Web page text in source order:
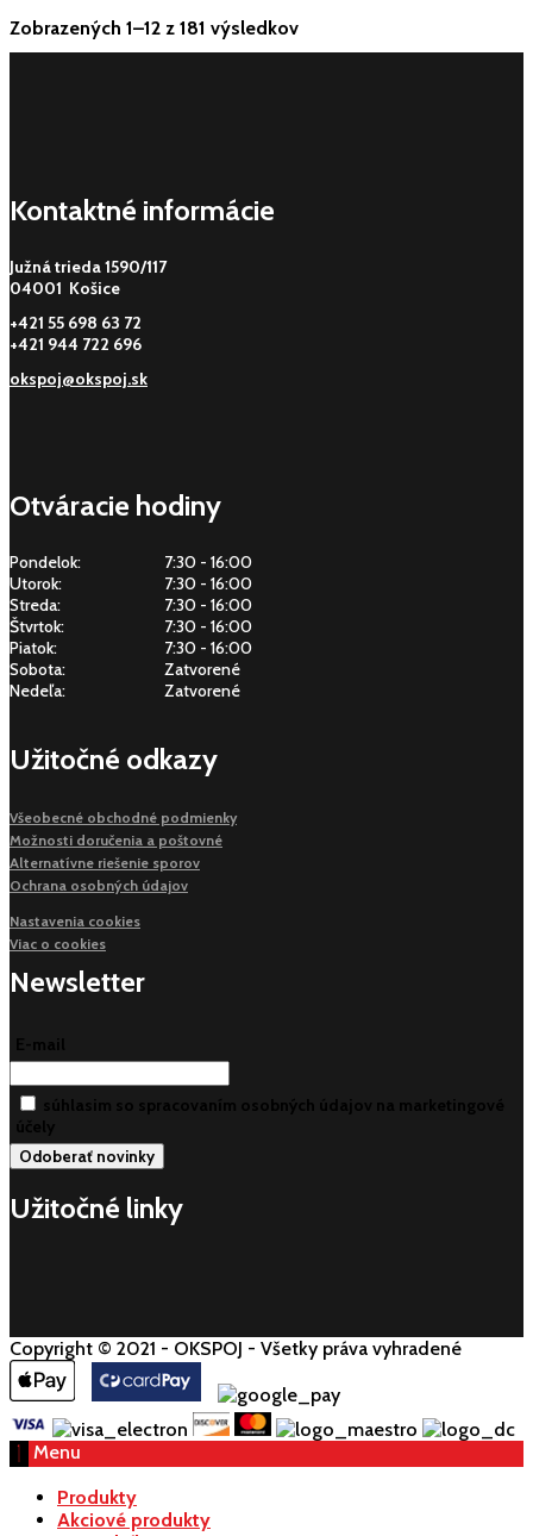
Zobrazených 1–12 z 181 výsledkov
Kontaktné informácie
Južná trieda 1590/117
04001 Košice
+421 55 698 63 72
+421 944 722 696
okspoj@okspoj.sk
Otváracie hodiny
Pondelok:
7:30 - 16:00
Utorok:
7:30 - 16:00
Streda:
7:30 - 16:00
Štvrtok:
7:30 - 16:00
Piatok:
7:30 - 16:00
Sobota:
Zatvorené
Nedeľa:
Zatvorené
Užitočné odkazy
Všeobecné obchodné podmienky
Možnosti doručenia a poštovné
Alternatívne riešenie sporov
Ochrana osobných údajov
Nastavenia cookies
Viac o cookies
Newsletter
E-mail
súhlasim so spracovaním osobných údajov na marketingové
účely
Užitočné linky
Copyright © 2021 - OKSPOJ - Všetky práva vyhradené
Menu
Produkty
Akciové produkty